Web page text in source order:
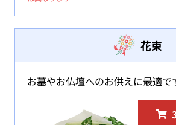
花束
お墓やお仏壇へのお供えに最適で